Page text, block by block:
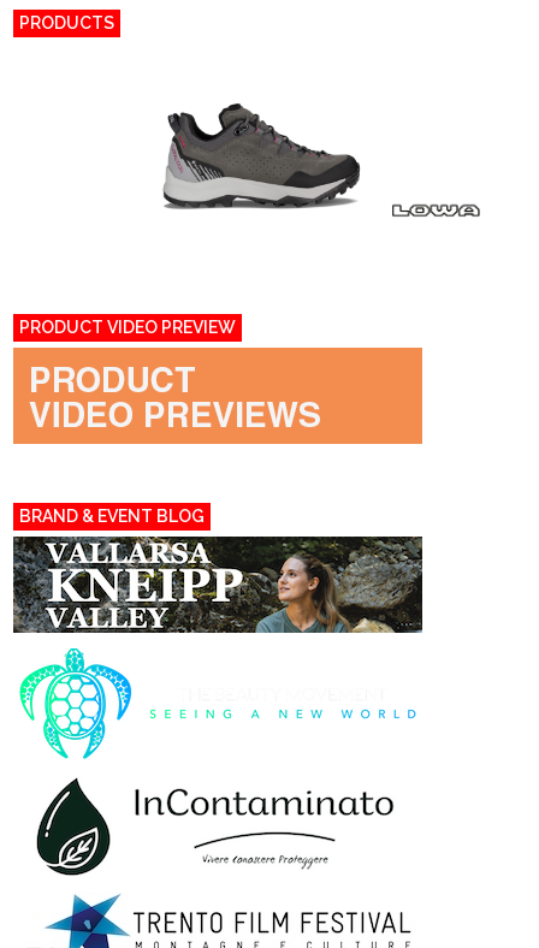
PRODUCTS
PRODUCT VIDEO PREVIEW
BRAND & EVENT BLOG